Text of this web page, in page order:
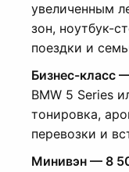
увеличенным
зон, ноутбук-
поездки и
Бизнес-класс
BMW 5 Series
тонировка,
перевозки и
Минивэн — 8